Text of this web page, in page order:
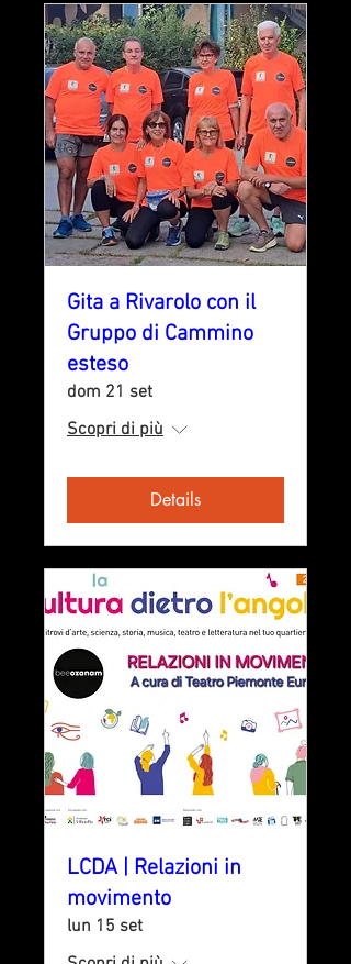
Gita a Rivarolo con il
Gruppo di Cammino
esteso
dom 21 set
Scopri di più
Details
LCDA | Relazioni in
movimento
lun 15 set